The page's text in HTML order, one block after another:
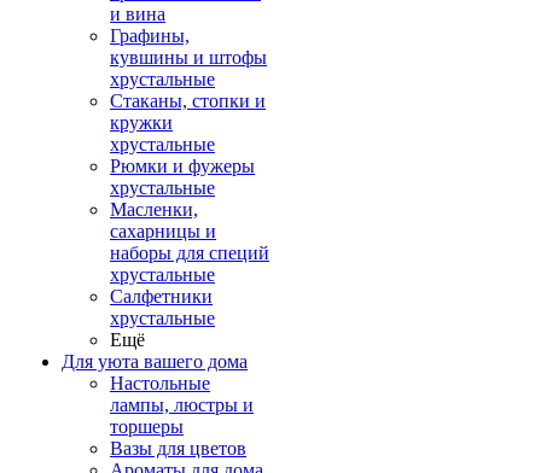
и вина
Графины,
кувшины и штофы
хрустальные
Стаканы, стопки и
кружки
хрустальные
Рюмки и фужеры
хрустальные
Масленки,
сахарницы и
наборы для специй
хрустальные
Салфетники
хрустальные
Ещё
Для уюта вашего дома
Настольные
лампы, люстры и
торшеры
Вазы для цветов